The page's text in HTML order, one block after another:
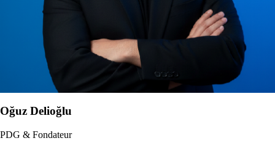
Oğuz Delioğlu
PDG & Fondateur